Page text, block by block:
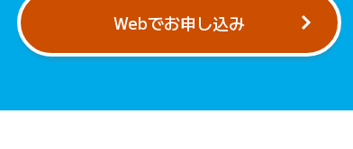
Webでお申し込み